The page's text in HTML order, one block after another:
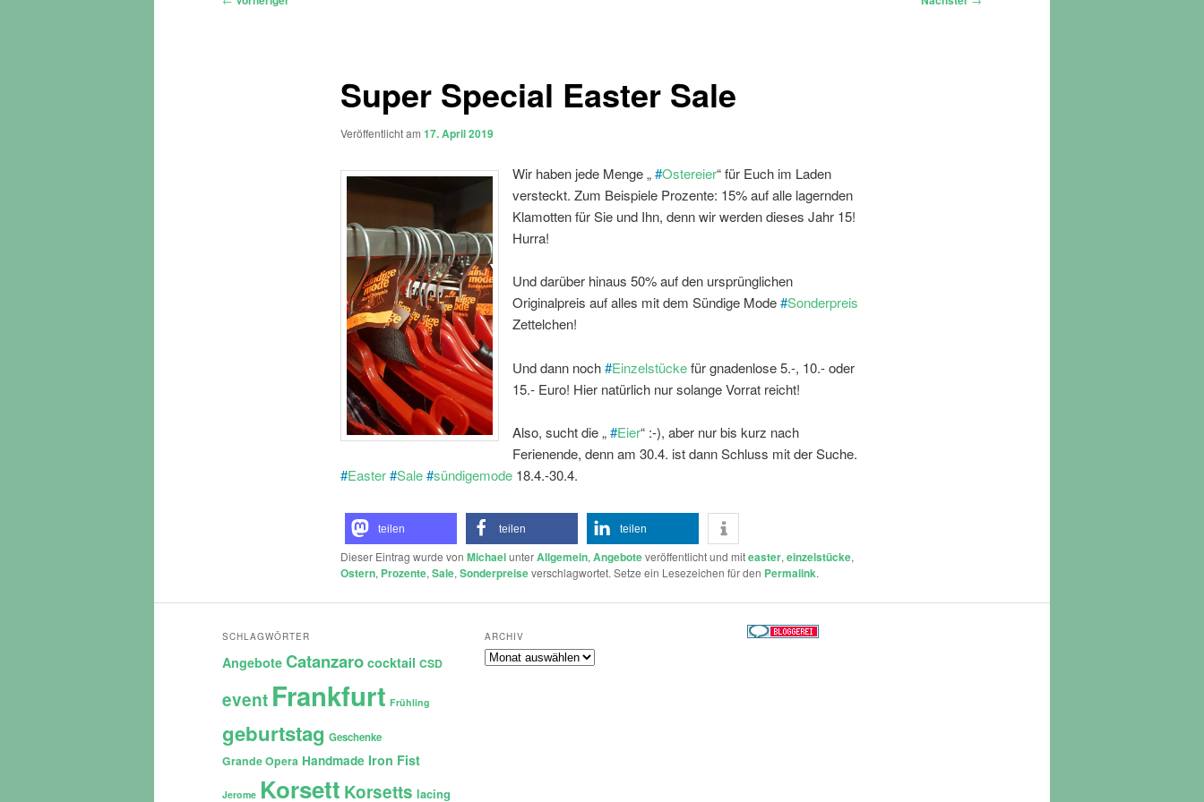
Super Special Easter Sale
Veröffentlicht am 17. April 2019
Wir haben jede Menge „#Ostereier“ für Euch im Laden
versteckt. Zum Beispiele Prozente: 15% auf alle lagernden
Klamotten für Sie und Ihn, denn wir werden dieses Jahr 15!
Hurra!
Und darüber hinaus 50% auf den ursprünglichen
Originalpreis auf alles mit dem Sündige Mode#Sonderpreis
Zettelchen!
Und dann noch#Einzelstückefür gnadenlose 5.-, 10.- oder
15.- Euro! Hier natürlich nur solange Vorrat reicht!
Also, sucht die „#Eier“ :-), aber nur bis kurz nach
Ferienende, denn am 30.4. ist dann Schluss mit der Suche.
#Easter#Sale#sündigemode18.4.-30.4.
teilen teilen teilen
Dieser Eintrag wurde von MichaelunterAllgemein, Angeboteveröffentlicht und miteaster, einzelstücke,
Ostern, Prozente, Sale, Sonderpreiseverschlagwortet. Setze ein Lesezeichen für den Permalink.
SCHLAGWÖRTER
Angebote Catanzaro cocktail CSD
event Frankfurt Frühling
geburtstag Geschenke
Grande Opera Handmade Iron Fist
Jerome Korsett Korsetts lacing
ARCHIV
Archiv